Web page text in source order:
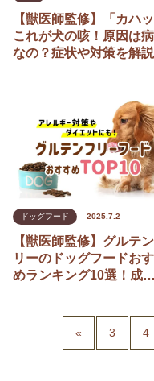
【獣医師監修】「カハッ
これが犬の咳！原因は
なの？症状や対策を解
ドッグフード 2025.7.2
【獣医師監修】グルテ
リーのドッグフードお
めランキング10選！成…
« 3 4